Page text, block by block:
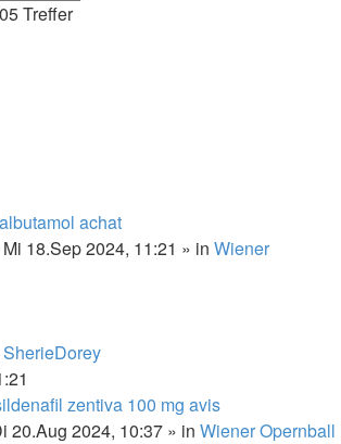
Treffer
achat
Mi 18.Sep 2024, 11:21 » in Wiener
SherieDorey
zentiva 100 mg avis
20.Aug 2024, 10:37 » in Wiener Opernball